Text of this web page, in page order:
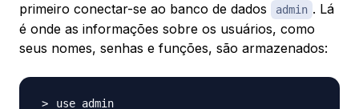
primeiro conectar-se ao banco de dados
admin . Lá
é onde as informações sobre os usuários, como
seus nomes, senhas e funções, são armazenados: